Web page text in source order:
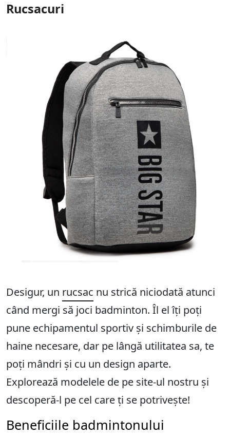
Rucsacuri
Desigur, un rucsac nu strică niciodată atunci
când mergi să joci badminton. Îl el îți poți
pune echipamentul sportiv și schimburile de
haine necesare, dar pe lângă utilitatea sa, te
poți mândri și cu un design aparte.
Explorează modelele de pe site-ul nostru și
descoperă-l pe cel care ți se potrivește!
Beneficiile badmintonului